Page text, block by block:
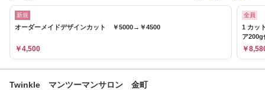
新規
オーダーメイドデザインカット ￥5000→￥4500
￥4,500
全員
1 カッ
ア200g
￥
Twinkle マンツーマンサロン 金町